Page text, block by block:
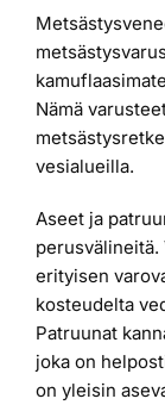
Nämä
vesialueilla.
Aseet ja
perusvälineitä.
erityisen
kosteudelta
Patruunat
joka on
on yleisin